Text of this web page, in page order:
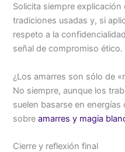
Solicita siempre
tradiciones usadas y, si
respeto a la
señal de compromiso ético.
¿Los amarres son sólo de
No siempre, aunque los
suelen basarse en
sobreamarres y magia
Cierre y reflexión final